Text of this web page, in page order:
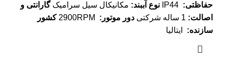
حفاظتی:
نوع آببند: مکانیکال سیل سرامیکگارانتی و
اصالت:
دور موتور:
کشور
سازنده: ایتالیا